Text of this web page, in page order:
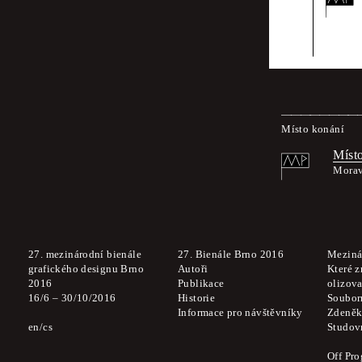
Za obsah akce
Místo konání
27. mezinárodní bienále
grafického designu Brno
2016
16/6 – 30/10/2016
en cs
27. Bienále Brno 2016
Autoři
Publikace
Historie
Informace pro návštěvníky
Které
Off